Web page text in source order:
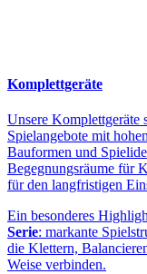
Komplettgeräte
Unsere Komplettgeräte
Spielangebote mit
Bauformen und
Begegnungsräume für
für den langfristigen
Ein besonderes
Serie: markante
die Klettern,
Weise verbinden.